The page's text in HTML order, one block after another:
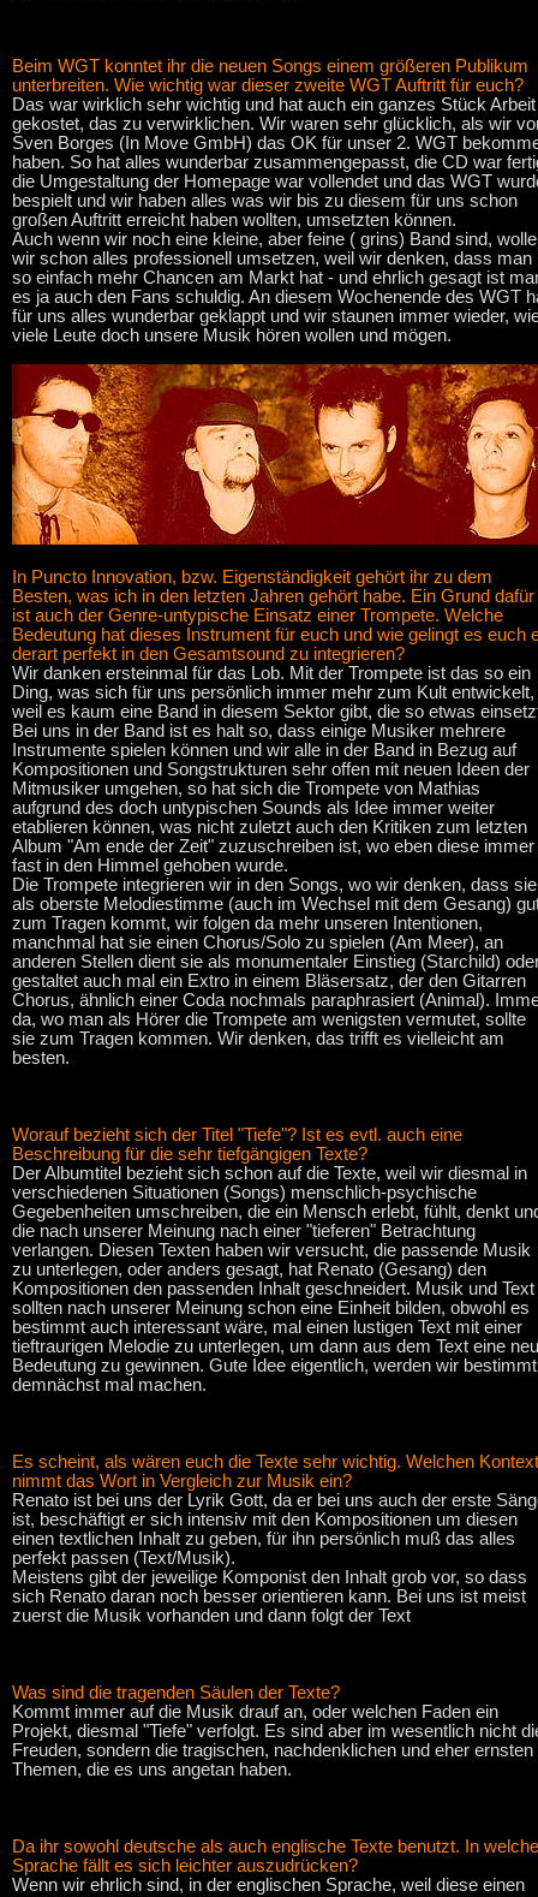
Beim WGT konntet ihr die neuen Songs einem größeren Publikum
unterbreiten. Wie wichtig war dieser zweite WGT Auftritt für euch?
Das war wirklich sehr wichtig und hat auch ein ganzes Stück Arbeit
gekostet, das zu verwirklichen. Wir waren sehr glücklich, als wir
Sven Borges (In Move GmbH) das OK für unser 2. WGT
haben. So hat alles wunderbar zusammengepasst, die CD war
die Umgestaltung der Homepage war vollendet und das WGT
bespielt und wir haben alles was wir bis zu diesem für uns schon
großen Auftritt erreicht haben wollten, umsetzten können.
Auch wenn wir noch eine kleine, aber feine ( grins) Band sind,
wir schon alles professionell umsetzen, weil wir denken, dass man
so einfach mehr Chancen am Markt hat - und ehrlich gesagt ist
es ja auch den Fans schuldig. An diesem Wochenende des WGT
für uns alles wunderbar geklappt und wir staunen immer wieder,
viele Leute doch unsere Musik hören wollen und mögen.
In Puncto Innovation, bzw. Eigenständigkeit gehört ihr zu dem
Besten, was ich in den letzten Jahren gehört habe. Ein Grund dafür
ist auch der Genre-untypische Einsatz einer Trompete. Welche
Bedeutung hat dieses Instrument für euch und wie gelingt es euch
derart perfekt in den Gesamtsound zu integrieren?
Wir danken ersteinmal für das Lob. Mit der Trompete ist das so ein
Ding, was sich für uns persönlich immer mehr zum Kult entwickelt,
weil es kaum eine Band in diesem Sektor gibt, die so etwas
Bei uns in der Band ist es halt so, dass einige Musiker mehrere
Instrumente spielen können und wir alle in der Band in Bezug auf
Kompositionen und Songstrukturen sehr offen mit neuen Ideen der
Mitmusiker umgehen, so hat sich die Trompete von Mathias
aufgrund des doch untypischen Sounds als Idee immer weiter
etablieren können, was nicht zuletzt auch den Kritiken zum letzten
Album "Am ende der Zeit" zuzuschreiben ist, wo eben diese immer
fast in den Himmel gehoben wurde.
Die Trompete integrieren wir in den Songs, wo wir denken, dass sie
als oberste Melodiestimme (auch im Wechsel mit dem Gesang)
zum Tragen kommt, wir folgen da mehr unseren Intentionen,
manchmal hat sie einen Chorus/Solo zu spielen (Am Meer), an
anderen Stellen dient sie als monumentaler Einstieg (Starchild)
gestaltet auch mal ein Extro in einem Bläsersatz, der den Gitarren
Chorus, ähnlich einer Coda nochmals paraphrasiert (Animal).
da, wo man als Hörer die Trompete am wenigsten vermutet, sollte
sie zum Tragen kommen. Wir denken, das trifft es vielleicht am
besten.
Worauf bezieht sich der Titel "Tiefe"? Ist es evtl. auch eine
Beschreibung für die sehr tiefgängigen Texte?
Der Albumtitel bezieht sich schon auf die Texte, weil wir diesmal in
verschiedenen Situationen (Songs) menschlich-psychische
Gegebenheiten umschreiben, die ein Mensch erlebt, fühlt, denkt
die nach unserer Meinung nach einer "tieferen" Betrachtung
verlangen. Diesen Texten haben wir versucht, die passende Musik
zu unterlegen, oder anders gesagt, hat Renato (Gesang) den
Kompositionen den passenden Inhalt geschneidert. Musik und Text
sollten nach unserer Meinung schon eine Einheit bilden, obwohl es
bestimmt auch interessant wäre, mal einen lustigen Text mit einer
tieftraurigen Melodie zu unterlegen, um dann aus dem Text eine
Bedeutung zu gewinnen. Gute Idee eigentlich, werden wir bestimmt
demnächst mal machen.
Es scheint, als wären euch die Texte sehr wichtig. Welchen Kontext
nimmt das Wort in Vergleich zur Musik ein?
Renato ist bei uns der Lyrik Gott, da er bei uns auch der erste
ist, beschäftigt er sich intensiv mit den Kompositionen um diesen
einen textlichen Inhalt zu geben, für ihn persönlich muß das alles
perfekt passen (Text/Musik).
Meistens gibt der jeweilige Komponist den Inhalt grob vor, so dass
sich Renato daran noch besser orientieren kann. Bei uns ist meist
zuerst die Musik vorhanden und dann folgt der Text
Was sind die tragenden Säulen der Texte?
Kommt immer auf die Musik drauf an, oder welchen Faden ein
Projekt, diesmal "Tiefe" verfolgt. Es sind aber im wesentlich nicht
Freuden, sondern die tragischen, nachdenklichen und eher ernsten
Themen, die es uns angetan haben.
Da ihr sowohl deutsche als auch englische Texte benutzt. In
Sprache fällt es sich leichter auszudrücken?
Wenn wir ehrlich sind, in der englischen Sprache, weil diese einen